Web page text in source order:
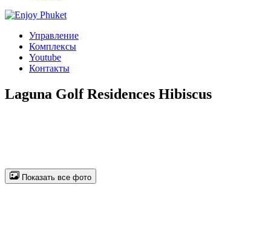
Управление
Комплексы
Youtube
Контакты
Laguna Golf Residences Hibiscus
Показать все фото